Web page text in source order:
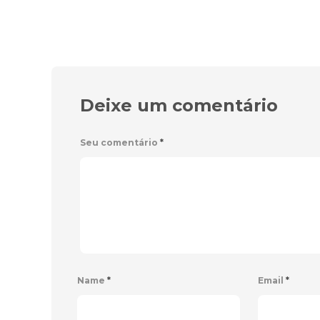
Deixe um comentário
Seu comentário *
Name * Email *